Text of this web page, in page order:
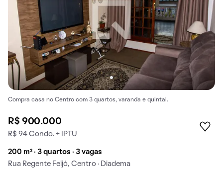
Compra casa no Centro com 3 quartos, varanda e quintal.
R$ 900.000
R$ 94 Condo. + IPTU
200 m² · 3 quartos · 3 vagas
Rua Regente Feijó, Centro · Diadema